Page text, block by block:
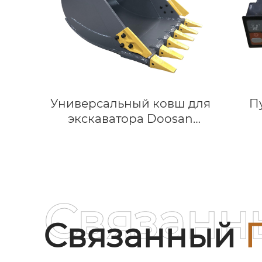
Универсальный ковш для
экскаватора Doosan
Связанный